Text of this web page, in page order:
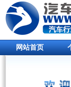
网站首页